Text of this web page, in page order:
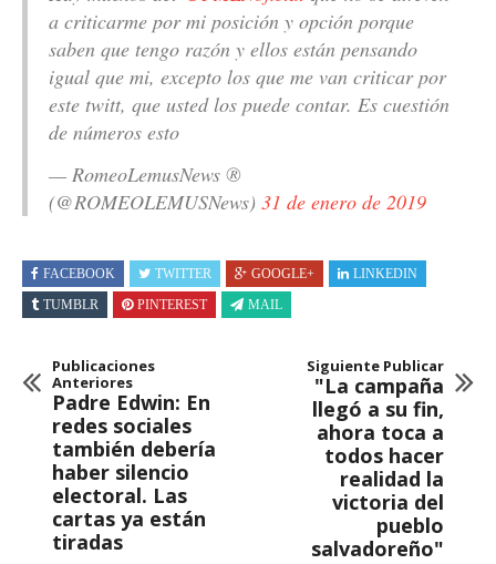
a criticarme por mi posición y opción porque
saben que tengo razón y ellos están pensando
igual que mi, excepto los que me van criticar por
este twitt, que usted los puede contar. Es cuestión
de números esto
— RomeoLemusNews ®
(@ROMEOLEMUSNews) 31 de enero de 2019
FACEBOOK TWITTER GOOGLE+
LINKEDIN
TUMBLR
PINTEREST MAIL
Publicaciones
Anteriores
Padre Edwin: En
redes sociales
también debería
haber silencio
electoral. Las
cartas ya están
tiradas
Siguiente Publicar
"La campaña
llegó a su fin,
ahora toca a
todos hacer
realidad la
victoria del
pueblo
salvadoreño"